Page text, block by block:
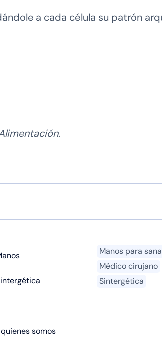
a cada célula su patrón
.
somos
Manos para
Médico cirujano
Sintergética